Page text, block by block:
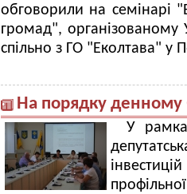
обговорили на семінарі
громад",
спільно з ГО "Еколтава" у
На порядку
У